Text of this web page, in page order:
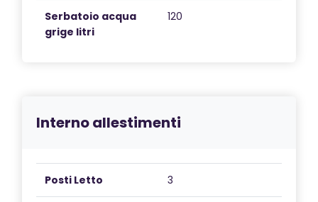
Serbatoio acqua
grige litri
120
Interno allestimenti
Posti Letto 3